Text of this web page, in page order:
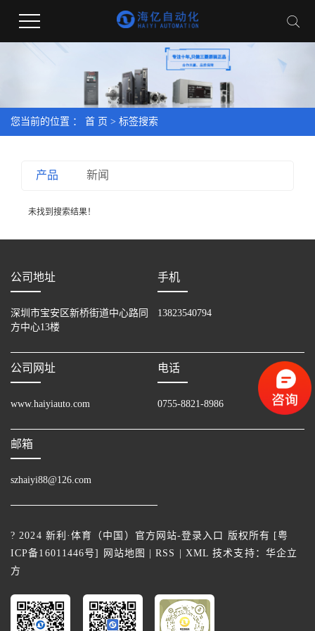
您当前的位置 ： 首 页 > 标签搜索
产品 新闻
未找到搜索结果！
公司地址
深圳市宝安区新桥街道中心路同
方中心13楼
手机
13823540794
公司网址
www.haiyiauto.com
电话
0755-8821-8986
邮箱
szhaiyi88@126.com
? 2024 新利·体育（中国）官方网站-登录入口 版权所有 [粤
ICP备16011446号] 网站地图 |RSS XML 技术支持： 华企立
方